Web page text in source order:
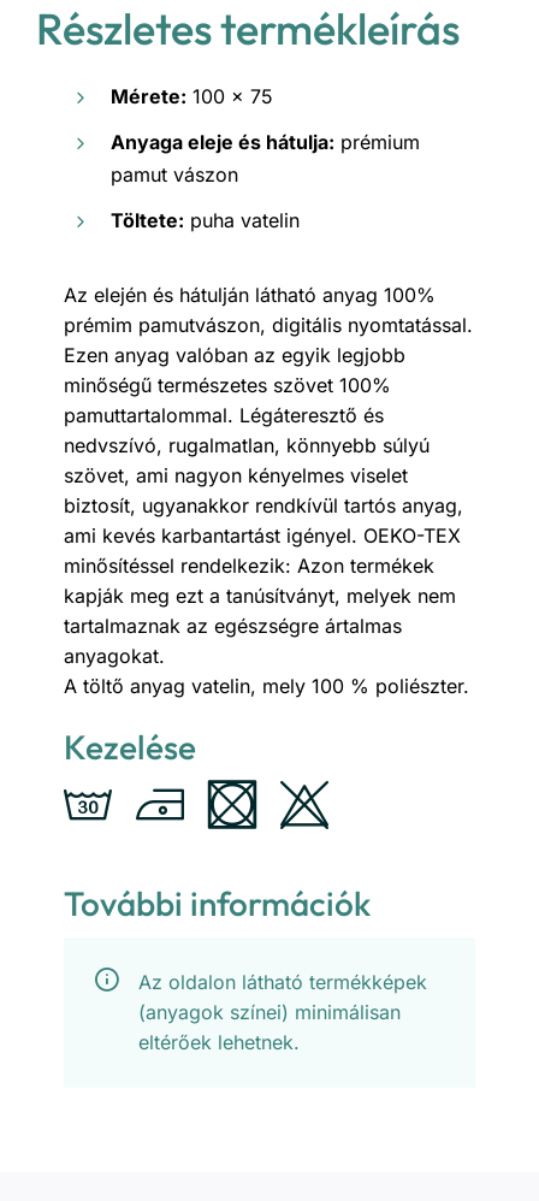
Részletes termékleírás
Mérete: 100 x 75
Anyaga eleje és hátulja: prémium
pamut vászon
Töltete: puha vatelin
Az elején és hátulján látható anyag 100%
prémim pamutvászon, digitális nyomtatással.
Ezen anyag valóban az egyik legjobb
minőségű természetes szövet 100%
pamuttartalommal. Légáteresztő és
nedvszívó, rugalmatlan, könnyebb súlyú
szövet, ami nagyon kényelmes viselet
biztosít, ugyanakkor rendkívül tartós anyag,
ami kevés karbantartást igényel. OEKO-TEX
minősítéssel rendelkezik: Azon termékek
kapják meg ezt a tanúsítványt, melyek nem
tartalmaznak az egészségre ártalmas
anyagokat.
A töltő anyag vatelin, mely 100 % poliészter.
Kezelése
További információk
Az oldalon látható termékképek
(anyagok színei) minimálisan
eltérőek lehetnek.